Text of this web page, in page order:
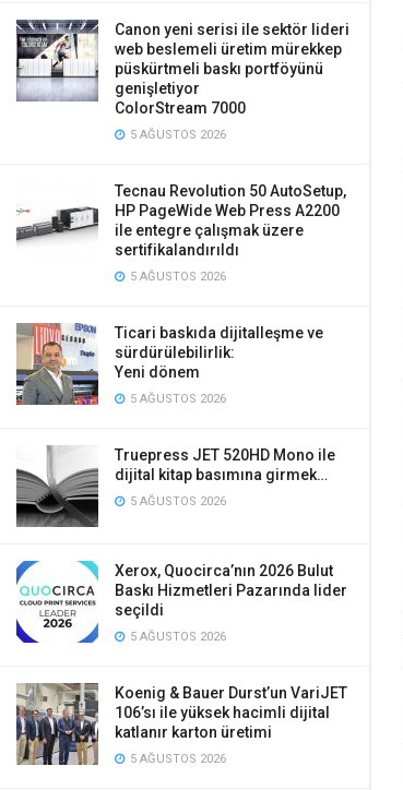
Canon yeni serisi ile sektör lideri
web beslemeli üretim mürekkep
püskürtmeli baskı portföyünü
genişletiyor
ColorStream 7000
5 AĞUSTOS 2026
Tecnau Revolution 50 AutoSetup,
HP PageWide Web Press A2200
ile entegre çalışmak üzere
sertifikalandırıldı
5 AĞUSTOS 2026
Ticari baskıda dijitalleşme ve
sürdürülebilirlik:
Yeni dönem
5 AĞUSTOS 2026
Truepress JET 520HD Mono ile
dijital kitap basımına girmek…
5 AĞUSTOS 2026
Xerox, Quocirca’nın 2026 Bulut
Baskı Hizmetleri Pazarında lider
seçildi
5 AĞUSTOS 2026
Koenig & Bauer Durst’un VariJET
106’sı ile yüksek hacimli dijital
katlanır karton üretimi
5 AĞUSTOS 2026